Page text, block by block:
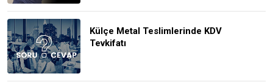
Külçe Metal Teslimlerinde KDV
Tevkifatı